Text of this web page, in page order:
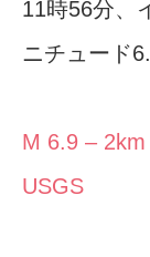
11時56分、
ニチュード
M 6.9 –
USGS